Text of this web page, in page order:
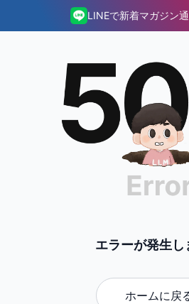
LINEで新着マガジン
エラーが発生し
ホームに戻